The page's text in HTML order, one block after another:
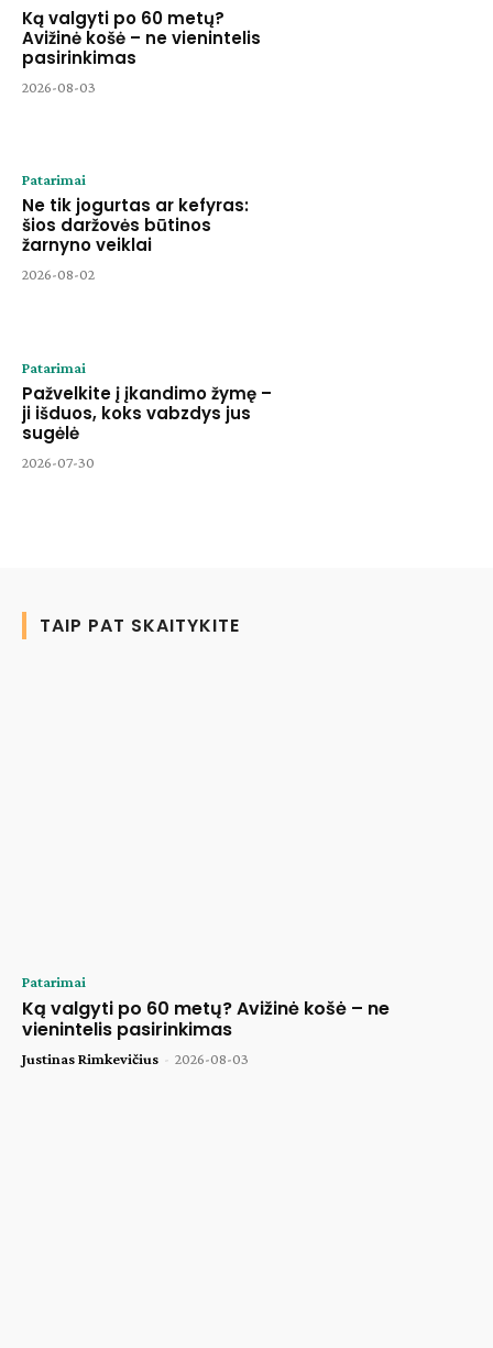
Ką valgyti po 60 metų?
Avižinė košė – ne vienintelis
pasirinkimas
2026-08-03
Patarimai
Ne tik jogurtas ar kefyras:
šios daržovės būtinos
žarnyno veiklai
2026-08-02
Patarimai
Pažvelkite į įkandimo žymę –
ji išduos, koks vabzdys jus
sugėlė
2026-07-30
TAIP PAT SKAITYKITE
Patarimai
Ką valgyti po 60 metų? Avižinė košė – ne
vienintelis pasirinkimas
Justinas Rimkevičius - 2026-08-03